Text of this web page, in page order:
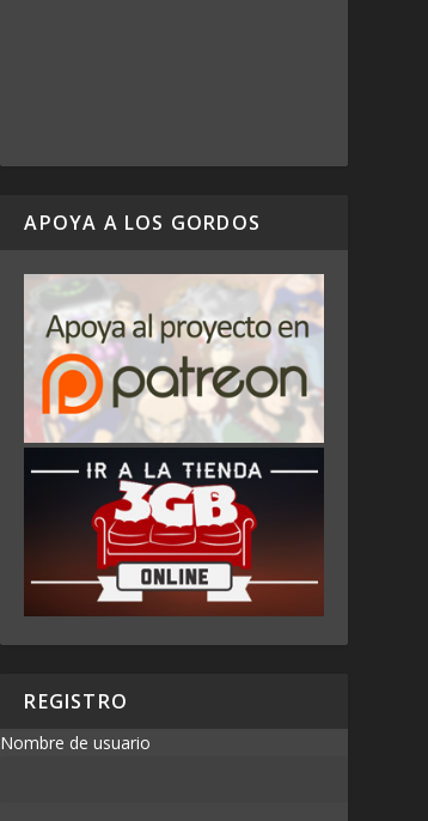
APOYA A LOS GORDOS
REGISTRO
Nombre de usuario